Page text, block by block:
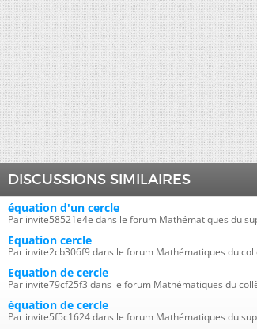
DISCUSSIONS SIMILAIRES
équation d'un cercle
Par invite58521e4e dans le forum Mathématiques du
Equation cercle
Par invite2cb306f9 dans le forum Mathématiques du
Equation de cercle
Par invite79cf25f3 dans le forum Mathématiques du
équation de cercle
Par invite5f5c1624 dans le forum Mathématiques du